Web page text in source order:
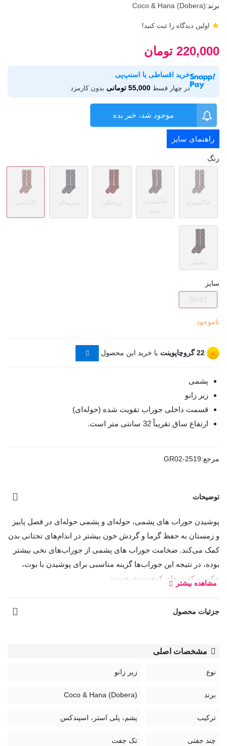
برند:Coco & Hana (Dobera)
اولین دیدگاه را ثبت کنید! ★
220,000 تومان
خرید اقساطی با اسنپ‌پی
در چهار قسط 55,000 تومانی بدون کارمزد
موجود شد، خبر بده
راهنمای سایز
رنگ
خاکستری
خاکستری
تیره
زرشکی سرمه‌ای کالباسی
مشکی
سایز
36/41
ناموجود
22گروچاپوینت با خرید این محصول
پشمی
زیر زانو
قسمت داخلی جوراب تقویت شده (حوله‌ای)
ارتفاع ساق تقریباً 32 سانتی متر است.
مرجع:GR02-2519
توضیحات
پوشیدن جوراب های پشمی، حوله‌ای و پشمی حوله‌ای در فصل پاییز
و زمستان به حفظ گرما و گردش خون بیشتر در اندام‌های تحتانی بدن
کمک می‌کند. ضخامت جوراب های پشمی از جوراب‌های نخی بیشتر
بوده، در نتیجه این جوراب‌ها گزینه مناسبی برای پوشیدن با بوت،
چکمه و کفش‌های کوهنوردی هستند.
طرح:
گل
مشاهده بیشتر
جزئیات محصول
مشخصات اصلی
نوع زیر زانو
برند Coco & Hana (Dobera)
ترکیب پشم، پلی استر، اسپندکس
چند جفتی تک جفت